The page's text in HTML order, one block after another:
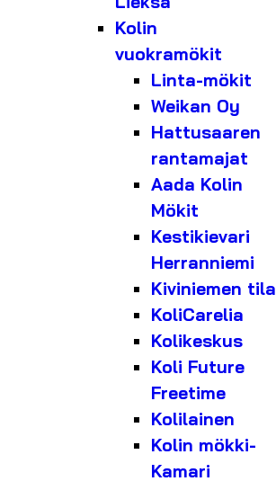
Kolin
vuokramökit
Linta-mökit
Weikan Oy
Hattusaaren
rantamajat
Aada Kolin
Mökit
Kestikievari
Herranniemi
Kiviniemen tila
KoliCarelia
Kolikeskus
Koli Future
Freetime
Kolilainen
Kolin mökki-
Kamari